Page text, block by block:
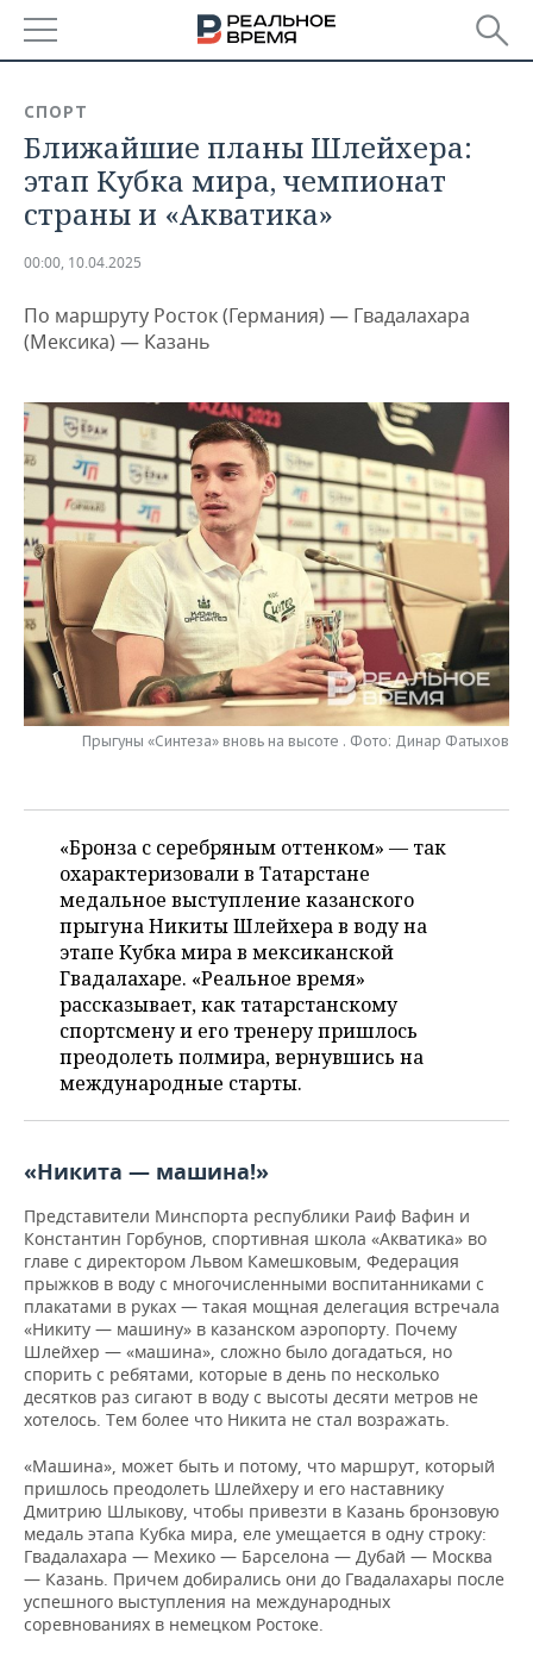
БАШКОРТОСТАН
ТАТАРСТАН
НОВОСТИ
АНАЛИТИКА
ДЕКЛАРАЦИИ О ДОХОДАХ
КОРОЛИ ГОСЗАКАЗА ПФО
ВУЗЫ ТАТАРСТАНА
КОМУ ПРИНАДЛЕЖАТ
ТОРГОВЫЕ ЦЕНТРЫ
ТАТАРСТАНА
НОВОСТИ ЭКОНОМИКИ
ФИНАНСЫ
БАНКИ
БЮДЖЕТ
ИНВЕСТИЦИИ
ПРОМЫШЛЕННОСТЬ
НОВОСТИ
АГРОПРОМ
МАШИНОСТРОЕНИЕ
НЕФТЕХИМИЯ
НЕФТЬ
ОПК
ЭНЕРГЕТИКА
НОВОСТИ НЕДВИЖИМОСТИ
АВТО
НОВОСТИ АВТО
БИЗНЕС
НОВОСТИ БИЗНЕСА
РОЗНИЧНАЯ ТОРГОВЛЯ
ТРАНСПОРТ
УСЛУГИ
ТЕХНОЛОГИИ
НОВОСТИ ТЕХНОЛОГИЙ
IT
МЕДИА
ТЕЛЕКОММУНИКАЦИИ
МЕРОПРИЯТИЯ
НОВОСТИ МЕРОПРИЯТИЙ
ВЫЕЗДНАЯ РЕДАКЦИЯ
БИЗНЕС-БРАНЧИ
ОТКРЫТАЯ ЛЕКЦИЯ
СПОРТ
НОВОСТИ СПОРТА
ФУТБОЛ
БАСКЕТБОЛ
ВОЛЕЙБОЛ
КИБЕРСПОРТ
ФИГУРНОЕ КАТАНИЕ
ВОДНЫЕ ВИДЫ СПОРТА
ХОККЕЙ С МЯЧОМ
ОБЩЕСТВО
НОВОСТИ ОБЩЕСТВА
ИНФРАСТРУКТУРА
ИСТОРИЯ
КУЛЬТУРА
МЕДИЦИНА
ОБРАЗОВАНИЕ
ПРОИСШЕСТВИЯ
ФОТОГАЛЕРЕЯ
СПРАВОЧНИК
СПИСОК ПЕРСОН
СПИСОК КОМПАНИЙ
ПОЛНАЯ ВЕРСИЯ
СПОРТ
Ближайшие планы Шлейхера:
этап Кубка мира, чемпионат
страны и «Акватика»
00:00, 10.04.2025
По маршруту Росток (Германия) — Гвадалахара
(Мексика) — Казань
Прыгуны «Синтеза» вновь на высоте . Фото: Динар Фатыхов
«Бронза с серебряным оттенком» — так
охарактеризовали в Татарстане
медальное выступление казанского
прыгуна Никиты Шлейхера в воду на
этапе Кубка мира в мексиканской
Гвадалахаре. «Реальное время»
рассказывает, как татарстанскому
спортсмену и его тренеру пришлось
преодолеть полмира, вернувшись на
международные старты.
«Никита — машина!»
Представители Минспорта республики Раиф Вафин и
Константин Горбунов, спортивная школа «Акватика» во
главе с директором Львом Камешковым, Федерация
прыжков в воду с многочисленными воспитанниками с
плакатами в руках — такая мощная делегация встречала
«Никиту — машину» в казанском аэропорту. Почему
Шлейхер — «машина», сложно было догадаться, но
спорить с ребятами, которые в день по несколько
десятков раз сигают в воду с высоты десяти метров не
хотелось. Тем более что Никита не стал возражать.
«Машина», может быть и потому, что маршрут, который
пришлось преодолеть Шлейхеру и его наставнику
Дмитрию Шлыкову, чтобы привезти в Казань бронзовую
медаль этапа Кубка мира, еле умещается в одну строку:
Гвадалахара — Мехико — Барселона — Дубай — Москва
— Казань. Причем добирались они до Гвадалахары после
успешного выступления на международных
соревнованиях в немецком Ростоке.